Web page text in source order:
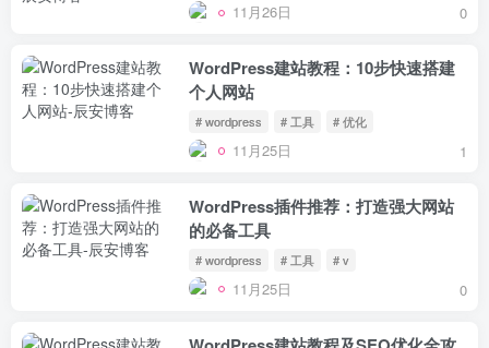
11月26日 0
WordPress建站教程：10步快速搭建
个人网站
# wordpress # 工具 # 优化
11月25日 1
WordPress插件推荐：打造强大网站
的必备工具
# wordpress # 工具 # v
11月25日 0